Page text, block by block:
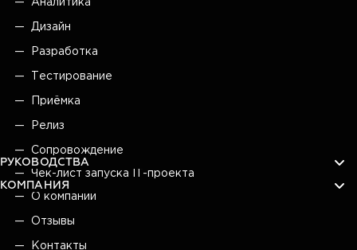
Аналитика
Дизайн
Разработка
Тестирование
Приёмка
Релиз
Сопровождение
РУКОВОДСТВА
Чек-лист запуска IT-проекта
КОМПАНИЯ
О компании
Отзывы
Контакты